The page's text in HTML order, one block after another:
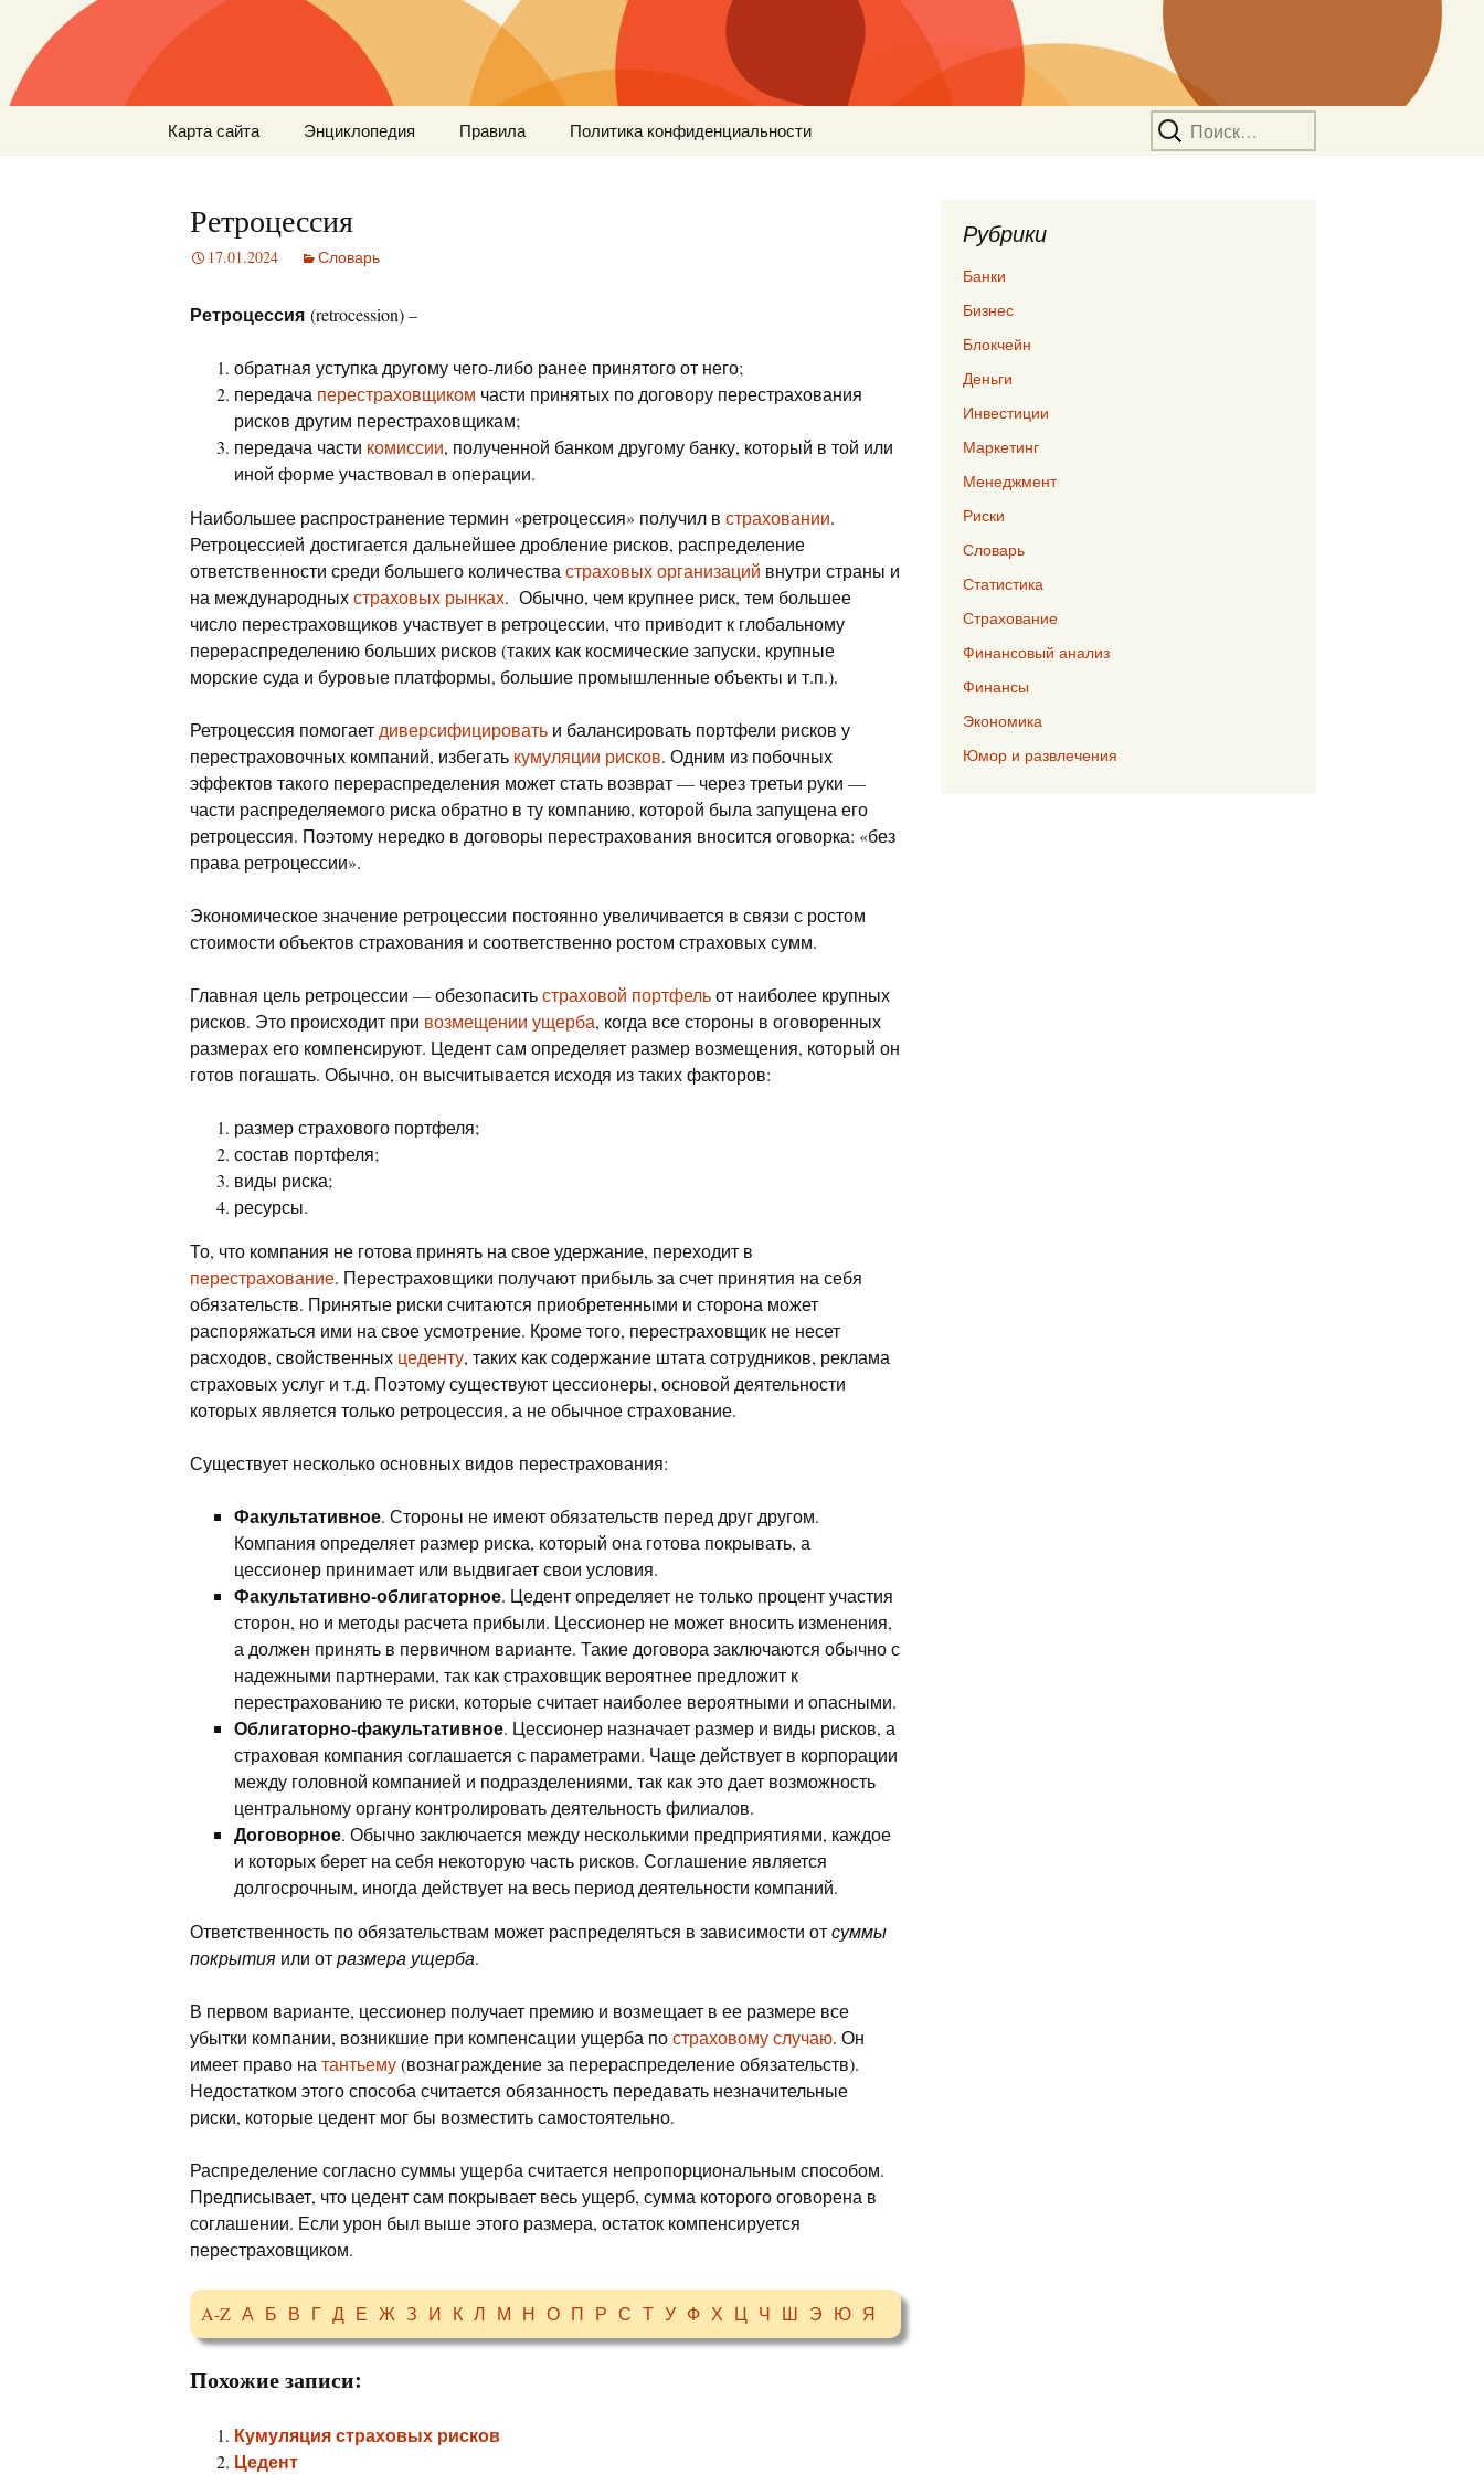
Карта сайта Энциклопедия Правила Политика конфиденциальности Найти:
Ретроцессия
17.01.2024 Словарь
Ретроцессия (retrocession) –
обратная уступка другому чего-либо ранее принятого от него;
передача перестраховщиком части принятых по договору перестрахования
рисков другим перестраховщикам;
передача части комиссии, полученной банком другому банку, который в той или
иной форме участвовал в операции.
Наибольшее распространение термин «ретроцессия» получил в страховании.
Ретроцессией достигается дальнейшее дробление рисков, распределение
ответственности среди большего количества страховых организаций внутри страны и
на международныхстраховых рынках. Обычно, чем крупнее риск, тем большее
число перестраховщиков участвует в ретроцессии, что приводит к глобальному
перераспределению больших рисков (таких как космические запуски, крупные
морские суда и буровые платформы, большие промышленные объекты и т.п.).
Ретроцессия помогает диверсифицировать и балансировать портфели рисков у
перестраховочных компаний, избегать кумуляции рисков. Одним из побочных
эффектов такого перераспределения может стать возврат — через третьи руки —
части распределяемого риска обратно в ту компанию, которой была запущена его
ретроцессия. Поэтому нередко в договоры перестрахования вносится оговорка: «без
права ретроцессии».
Экономическое значение ретроцессии постоянно увеличивается в связи с ростом
стоимости объектов страхования и соответственно ростом страховых сумм.
Главная цель ретроцессии — обезопаситьстраховой портфельот наиболее крупных
рисков. Это происходит при возмещении ущерба, когда все стороны в оговоренных
размерах его компенсируют. Цедент сам определяет размер возмещения, который он
готов погашать. Обычно, он высчитывается исходя из таких факторов:
размер страхового портфеля;
состав портфеля;
виды риска;
ресурсы.
То, что компания не готова принять на свое удержание, переходит в
перестрахование. Перестраховщики получают прибыль за счет принятия на себя
обязательств. Принятые риски считаются приобретенными и сторона может
распоряжаться ими на свое усмотрение. Кроме того, перестраховщик не несет
расходов, свойственных цеденту, таких как содержание штата сотрудников, реклама
страховых услуг и т.д. Поэтому существуют цессионеры, основой деятельности
которых является только ретроцессия, а не обычное страхование.
Существует несколько основных видов перестрахования:
Факультативное. Стороны не имеют обязательств перед друг другом.
Компания определяет размер риска, который она готова покрывать, а
цессионер принимает или выдвигает свои условия.
Факультативно-облигаторное. Цедент определяет не только процент участия
сторон, но и методы расчета прибыли. Цессионер не может вносить изменения,
а должен принять в первичном варианте. Такие договора заключаются обычно с
надежными партнерами, так как страховщик вероятнее предложит к
перестрахованию те риски, которые считает наиболее вероятными и опасными.
Облигаторно-факультативное. Цессионер назначает размер и виды рисков, а
страховая компания соглашается с параметрами. Чаще действует в корпорации
между головной компанией и подразделениями, так как это дает возможность
центральному органу контролировать деятельность филиалов.
Договорное. Обычно заключается между несколькими предприятиями, каждое
и которых берет на себя некоторую часть рисков. Соглашение является
долгосрочным, иногда действует на весь период деятельности компаний.
Ответственность по обязательствам может распределяться в зависимости отсуммы
покрытия или отразмера ущерба.
В первом варианте, цессионер получает премию и возмещает в ее размере все
убытки компании, возникшие при компенсации ущерба постраховому случаю. Он
имеет право на тантьему(вознаграждение за перераспределение обязательств).
Недостатком этого способа считается обязанность передавать незначительные
риски, которые цедент мог бы возместить самостоятельно.
Распределение согласно суммы ущерба считается непропорциональным способом.
Предписывает, что цедент сам покрывает весь ущерб, сумма которого оговорена в
соглашении. Если урон был выше этого размера, остаток компенсируется
перестраховщиком.
A-Z А Б В Г Д Е Ж З И К Л М Н О П Р С Т У Ф Х Ц Ч Ш Э Ю Я
Похожие записи:
Кумуляция страховых рисков
Цедент
Рубрики
Банки
Бизнес
Блокчейн
Деньги
Инвестиции
Маркетинг
Менеджмент
Риски
Словарь
Статистика
Страхование
Финансовый анализ
Финансы
Экономика
Юмор и развлечения